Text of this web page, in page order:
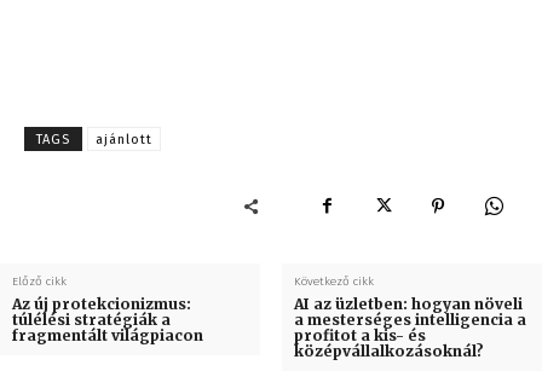
TAGS ajánlott
Előző cikk
Az új protekcionizmus:
túlélési stratégiák a
fragmentált világpiacon
Következő cikk
AI az üzletben: hogyan növeli
a mesterséges intelligencia a
profitot a kis- és
középvállalkozásoknál?